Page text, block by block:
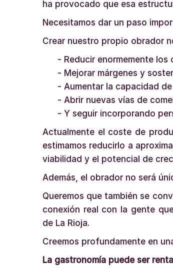
ha provocado que esa
Necesitamos dar un paso
Crear nuestro propio obrador
- Reducir enormemente
- Mejorar márgenes y
- Aumentar la capacidad
- Abrir nuevas vías de
- Y seguir incorporando
Actualmente el coste de
estimamos reducirlo a
viabilidad y el potencial de
Además, el obrador no será
Queremos que también se
conexión real con la gente
de La Rioja.
Creemos profundamente en
La gastronomía puede ser